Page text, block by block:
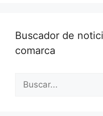
Buscador de
comarca